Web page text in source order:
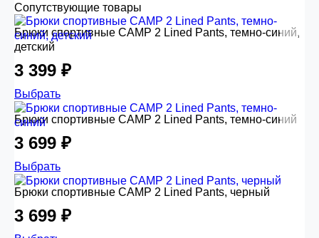
Сопутствующие товары
Брюки спортивные CAMP 2 Lined Pants, темно-синий,
детский
3 399 ₽
Выбрать
Брюки спортивные CAMP 2 Lined Pants, темно-синий
3 699 ₽
Выбрать
Брюки спортивные CAMP 2 Lined Pants, черный
3 699 ₽